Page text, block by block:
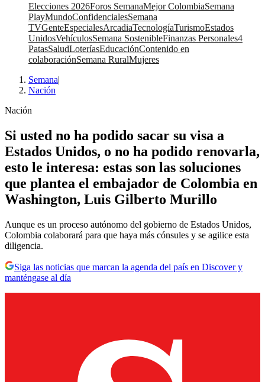
Elecciones 2026Foros SemanaMejor ColombiaSemana
PlayMundoConfidencialesSemana
TVGenteEspecialesArcadiaTecnologíaTurismoEstados
UnidosVehículosSemana SostenibleFinanzas Personales4
PatasSaludLoteríasEducaciónContenido en
colaboraciónSemana RuralMujeres
Semana|
Nación
Nación
Si usted no ha podido sacar su visa a
Estados Unidos, o no ha podido renovarla,
esto le interesa: estas son las soluciones
que plantea el embajador de Colombia en
Washington, Luis Gilberto Murillo
Aunque es un proceso autónomo del gobierno de Estados Unidos,
Colombia colaborará para que haya más cónsules y se agilice esta
diligencia.
Siga las noticias que marcan la agenda del país en Discover y
manténgase al día